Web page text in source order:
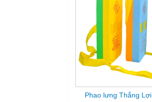
Phao lưng Thắng Lợi